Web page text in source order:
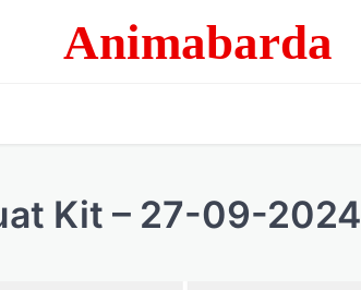
Animabarda
Kit – 27-09-2024